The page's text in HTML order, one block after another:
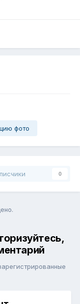
фото
0